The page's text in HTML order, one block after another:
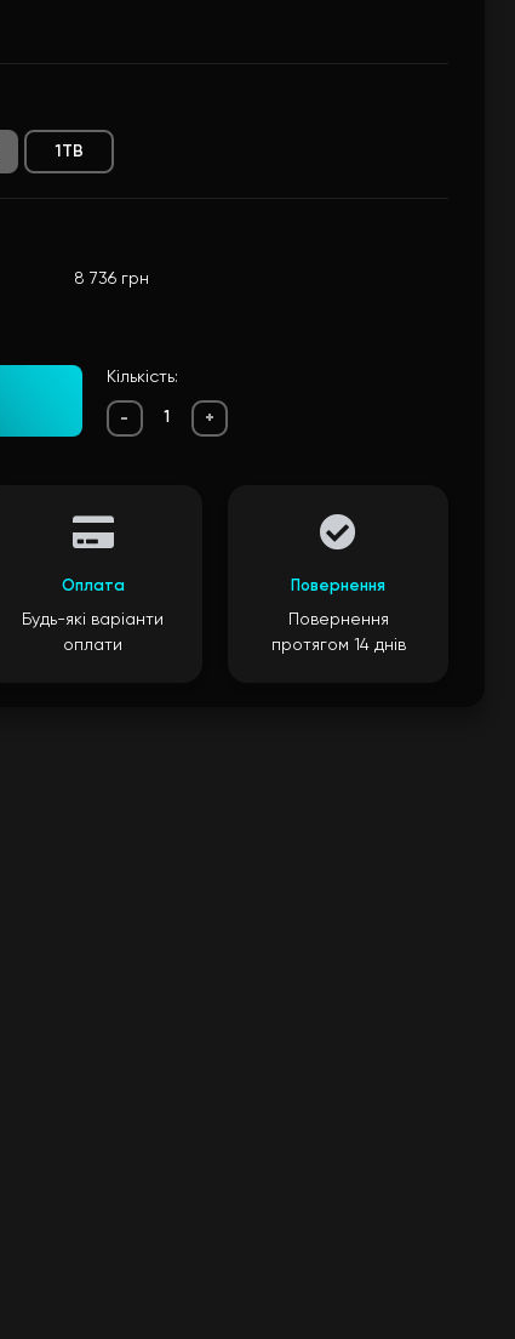
1TB
8 736 грн
Кількість:
- +
Оплата
Будь-які варіанти
оплати
Повернення
Повернення
протягом 14 днів